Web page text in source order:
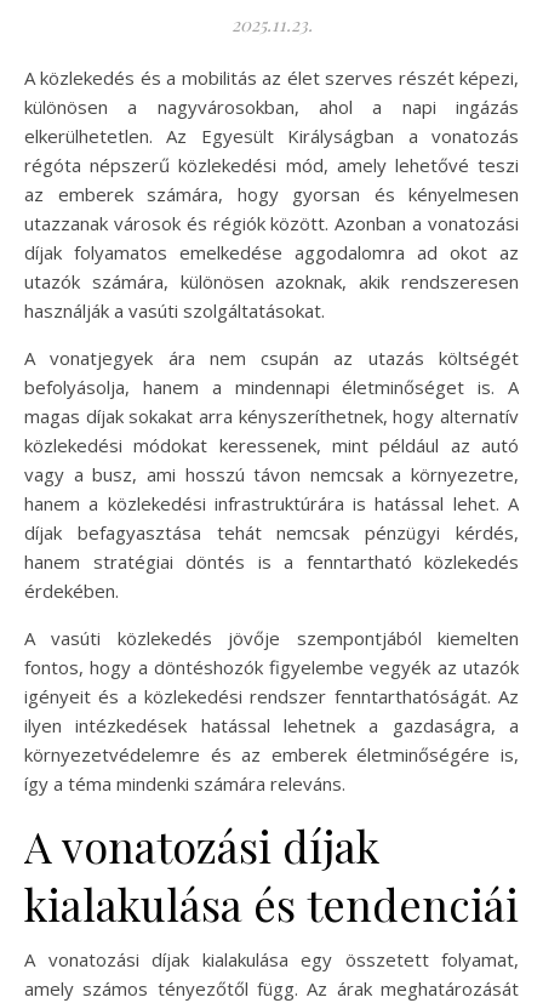
2025.11.23.
A közlekedés és a mobilitás az élet szerves részét képezi,
különösen a nagyvárosokban, ahol a napi ingázás
elkerülhetetlen. Az Egyesült Királyságban a vonatozás
régóta népszerű közlekedési mód, amely lehetővé teszi
az emberek számára, hogy gyorsan és kényelmesen
utazzanak városok és régiók között. Azonban a vonatozási
díjak folyamatos emelkedése aggodalomra ad okot az
utazók számára, különösen azoknak, akik rendszeresen
használják a vasúti szolgáltatásokat.
A vonatjegyek ára nem csupán az utazás költségét
befolyásolja, hanem a mindennapi életminőséget is. A
magas díjak sokakat arra kényszeríthetnek, hogy alternatív
közlekedési módokat keressenek, mint például az autó
vagy a busz, ami hosszú távon nemcsak a környezetre,
hanem a közlekedési infrastruktúrára is hatással lehet. A
díjak befagyasztása tehát nemcsak pénzügyi kérdés,
hanem stratégiai döntés is a fenntartható közlekedés
érdekében.
A vasúti közlekedés jövője szempontjából kiemelten
fontos, hogy a döntéshozók figyelembe vegyék az utazók
igényeit és a közlekedési rendszer fenntarthatóságát. Az
ilyen intézkedések hatással lehetnek a gazdaságra, a
környezetvédelemre és az emberek életminőségére is,
így a téma mindenki számára releváns.
A vonatozási díjak
kialakulása és tendenciái
A vonatozási díjak kialakulása egy összetett folyamat,
amely számos tényezőtől függ. Az árak meghatározását